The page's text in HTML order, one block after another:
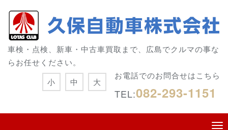
車検・点検、新車・中古車買取まで、広島でクルマの事な
らお任せください。
お電話でのお問合せはこちら
TEL:082-293-1151
小 中 大